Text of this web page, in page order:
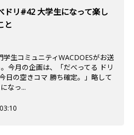
ドリ#42 大学生になって楽し
と
学生コミュニティWACDOESがお送
今月の企画は、「だべってる ドリ
日の空きコマ 勝ち確定。」略して
なっ...